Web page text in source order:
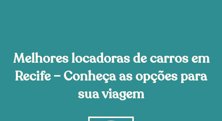
Melhores locadoras de carros em
Recife – Conheça as opções para
sua viagem